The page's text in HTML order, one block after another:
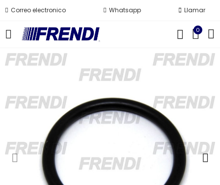
Correo electronico Whatsapp Llamar
0